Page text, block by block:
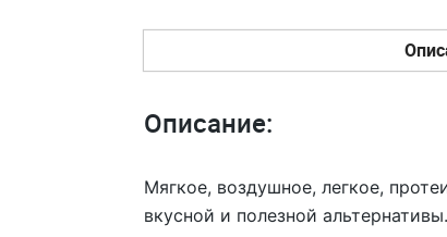
Описание:
Мягкое, воздушное, легкое,
вкусной и полезной